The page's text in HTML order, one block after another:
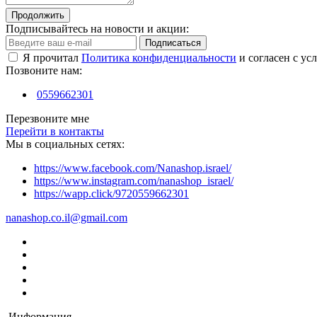
Продолжить
Подписывайтесь на новости и акции:
Подписаться
Я прочитал Политика конфиденциальности и согласен с
Позвоните нам:
0559662301
Перезвоните мне
Перейти в контакты
Мы в социальных сетях:
https://www.facebook.com/Nanashop.israel/
https://www.instagram.com/nanashop_israel/
https://wapp.click/9720559662301
nanashop.co.il@gmail.com